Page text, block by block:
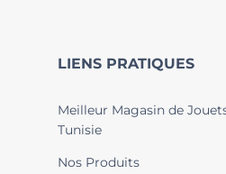
LIENS PRATIQUES
Meilleur Magasin de
Tunisie
Nos Produits